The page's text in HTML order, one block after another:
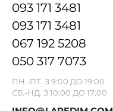
093 171 3481
093 171 3481
067 192 5208
050 317 7073
ПН.-ПТ. З 9:00 ДО 19:00
СБ.-НД. З 10:00 ДО 17:00